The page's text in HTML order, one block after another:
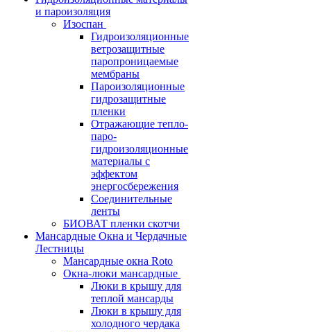
и пароизоляция
Изоспан
Гидроизоляционные
ветрозащитные
паропроницаемые
мембраны
Пароизоляционные
гидрозащитные
пленки
Отражающие тепло-
паро-
гидроизоляционные
материалы с
эффектом
энергосбережения
Соединительные
ленты
БИОВАТ пленки скотчи
Мансардные Окна и Чердачные
Лестницы
Мансардные окна Roto
Окна-люки мансардные
Люки в крышу для
теплой мансарды
Люки в крышу для
холодного чердака